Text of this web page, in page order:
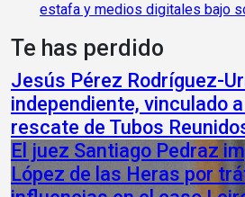
estafa y medios digitales bajo
Te has perdido
Jesús Pérez Rodríguez-
independiente, vinculado
rescate de Tubos
El juez Santiago Pedraz
López de las Heras por